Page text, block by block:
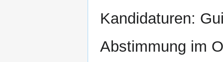
Kandidaturen:
Abstimmung im